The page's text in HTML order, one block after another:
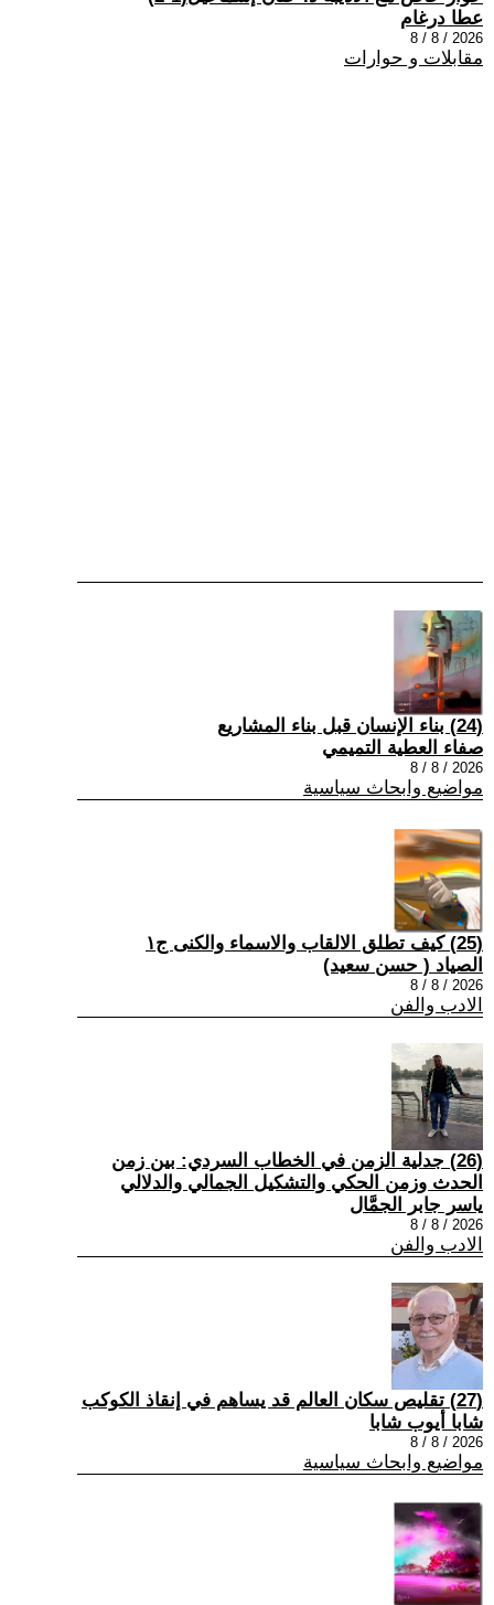
عطا درغام
2026 / 8 / 8
مقابلات و حوارات
(24) بناء الإنسان قبل بناء المشاريع
صفاء العطية التميمي
2026 / 8 / 8
مواضيع وابحاث سياسية
(25) كيف تطلق الالقاب والاسماء والكنى ج١
الصياد ‏( حسن سعيد‏)
2026 / 8 / 8
الادب والفن
(26) جدلية الزمن في الخطاب السردي: بين زمن
الحدث وزمن الحكي والتشكيل الجمالي والدلالي
ياسر جابر الجمَّال
2026 / 8 / 8
الادب والفن
(27) تقليص سكان العالم قد يساهم في إنقاذ الكوكب
شابا أيوب شابا
2026 / 8 / 8
مواضيع وابحاث سياسية